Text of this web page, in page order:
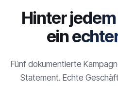
Hinter
ein
Fünf dokumentierte
Statement. Echte